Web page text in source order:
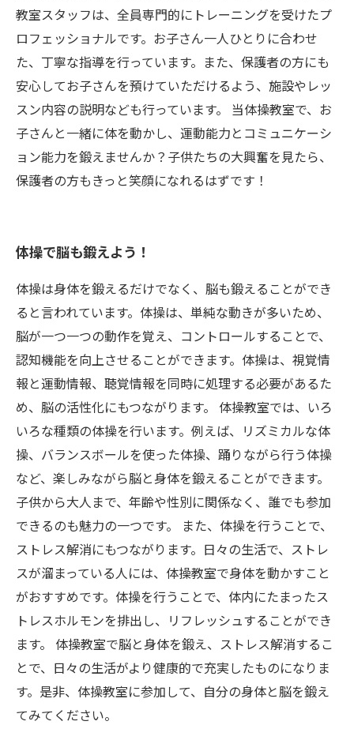
教室スタッフは、全員専門的にトレーニングを受けたプ
ロフェッショナルです。お子さん一人ひとりに合わせ
た、丁寧な指導を行っています。また、保護者の方にも
安心してお子さんを預けていただけるよう、施設やレッ
スン内容の説明なども行っています。 当体操教室で、お
子さんと一緒に体を動かし、運動能力とコミュニケーシ
ョン能力を鍛えませんか？子供たちの大興奮を見たら、
保護者の方もきっと笑顔になれるはずです！
体操で脳も鍛えよう！
体操は身体を鍛えるだけでなく、脳も鍛えることができ
ると言われています。体操は、単純な動きが多いため、
脳が一つ一つの動作を覚え、コントロールすることで、
認知機能を向上させることができます。体操は、視覚情
報と運動情報、聴覚情報を同時に処理する必要があるた
め、脳の活性化にもつながります。 体操教室では、いろ
いろな種類の体操を行います。例えば、リズミカルな体
操、バランスボールを使った体操、踊りながら行う体操
など、楽しみながら脳と身体を鍛えることができます。
子供から大人まで、年齢や性別に関係なく、誰でも参加
できるのも魅力の一つです。 また、体操を行うことで、
ストレス解消にもつながります。日々の生活で、ストレ
スが溜まっている人には、体操教室で身体を動かすこと
がおすすめです。体操を行うことで、体内にたまったス
トレスホルモンを排出し、リフレッシュすることができ
ます。 体操教室で脳と身体を鍛え、ストレス解消するこ
とで、日々の生活がより健康的で充実したものになりま
す。是非、体操教室に参加して、自分の身体と脳を鍛え
てみてください。